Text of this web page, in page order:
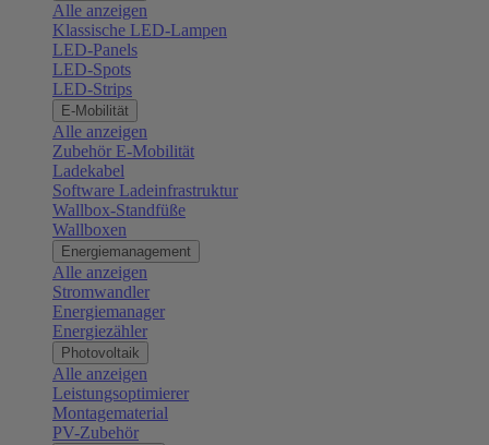
Alle anzeigen
Klassische LED-Lampen
LED-Panels
LED-Spots
LED-Strips
E-Mobilität
Alle anzeigen
Zubehör E-Mobilität
Ladekabel
Software Ladeinfrastruktur
Wallbox-Standfüße
Wallboxen
Energiemanagement
Alle anzeigen
Stromwandler
Energiemanager
Energiezähler
Photovoltaik
Alle anzeigen
Leistungsoptimierer
Montagematerial
PV-Zubehör